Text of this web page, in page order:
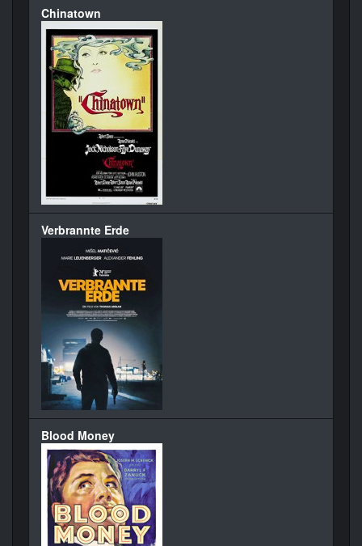
Chinatown
Verbrannte Erde
Blood Money